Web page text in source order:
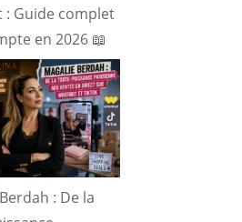
: Guide complet
en 2026 📖
: De la